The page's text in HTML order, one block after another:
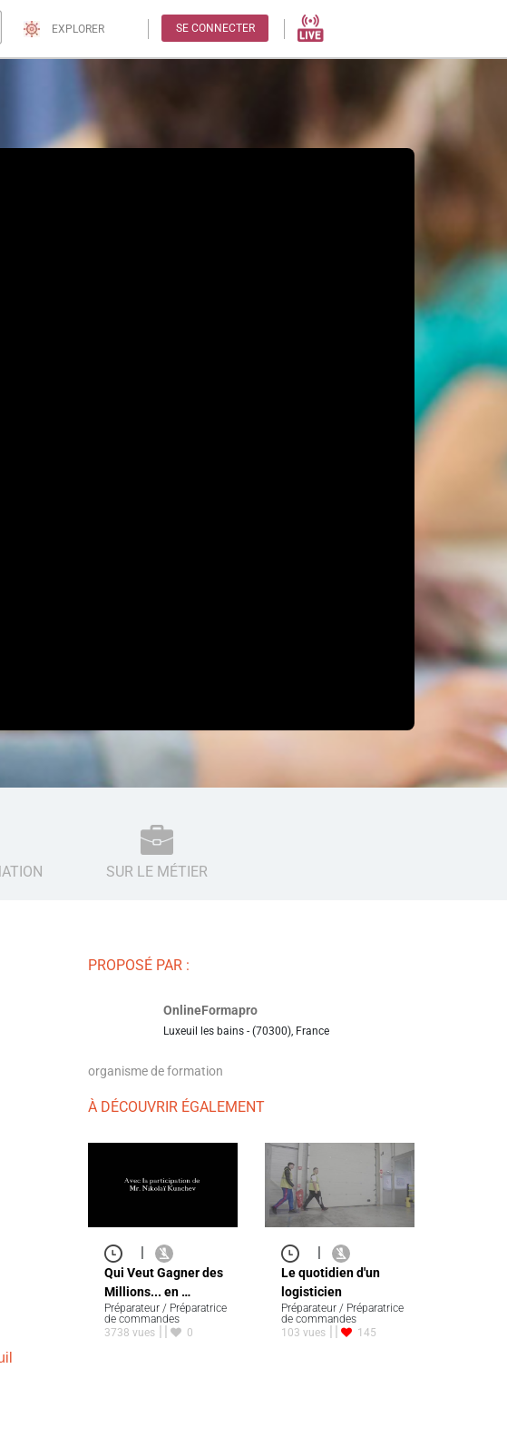
EXPLORER SE CONNECTER
SUR LE MÉTIER
PROPOSÉ PAR :
OnlineFormapro
Luxeuil les bains - (70300), France
organisme de formation
À DÉCOUVRIR ÉGALEMENT
Qui Veut Gagner des
Millions... en …
Préparateur / Préparatrice
de commandes
3738 vues
0
Le quotidien d'un
logisticien
Préparateur / Préparatrice
de commandes
103 vues
145